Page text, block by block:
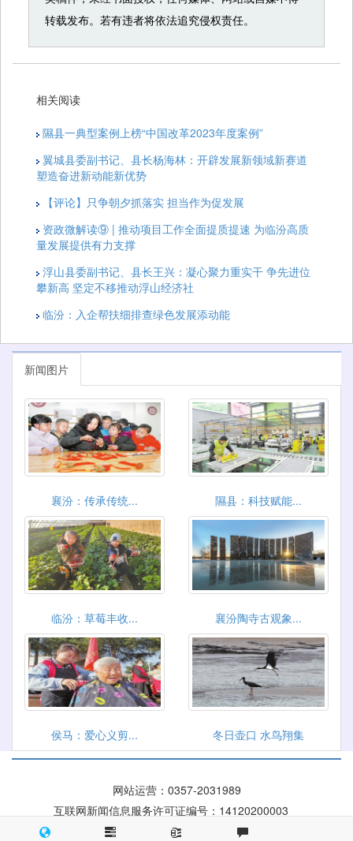
转载发布。若有违者将依法追究侵权责任。
相关阅读
隰县一典型案例上榜“中国改革2023年度案例”
翼城县委副书记、县长杨海林：开辟发展新领域新赛道
塑造奋进新动能新优势
【评论】只争朝夕抓落实 担当作为促发展
资政微解读⑨ | 推动项目工作全面提质提速 为临汾高质
量发展提供有力支撑
浮山县委副书记、县长王兴：​凝心聚力重实干 争先进位
攀新高 坚定不移推动浮山经济社
临汾：入企帮扶细排查绿色发展添动能
新闻图片
襄汾：传承传统... 隰县：科技赋能...
临汾：草莓丰收... 襄汾陶寺古观象...
侯马：爱心义剪... 冬日壶口 水鸟翔集
网站运营： 0357-2031989
互联网新闻信息服务许可证编号：14120200003